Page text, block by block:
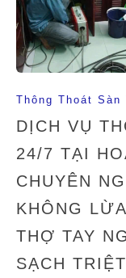
Thông Thoát Sàn
DỊCH VỤ
24/7 TẠI
CHUYÊN
KHÔNG
THỢ TAY
SẠCH